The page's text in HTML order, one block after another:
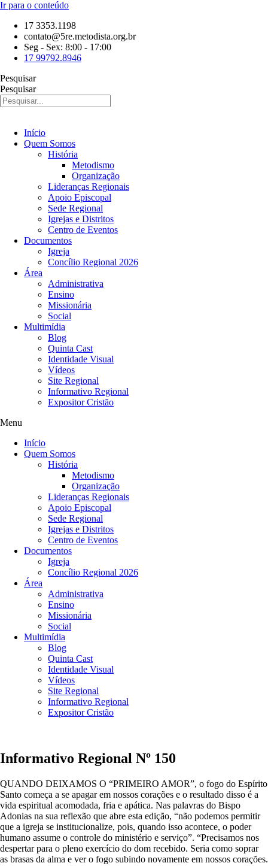
Ir para o conteúdo
17 3353.1198
contato@5re.metodista.org.br
Seg - Sex: 8:00 - 17:00
17 99792.8946
Pesquisar
Pesquisar
Início
Quem Somos
História
Metodismo
Organização
Lideranças Regionais
Apoio Episcopal
Sede Regional
Igrejas e Distritos
Centro de Eventos
Documentos
Igreja
Concílio Regional 2026
Área
Administrativa
Ensino
Missionária
Social
Multimídia
Blog
Quinta Cast
Identidade Visual
Vídeos
Site Regional
Informativo Regional
Expositor Cristão
Menu
Início
Quem Somos
História
Metodismo
Organização
Lideranças Regionais
Apoio Episcopal
Sede Regional
Igrejas e Distritos
Centro de Eventos
Documentos
Igreja
Concílio Regional 2026
Área
Administrativa
Ensino
Missionária
Social
Multimídia
Blog
Quinta Cast
Identidade Visual
Vídeos
Site Regional
Informativo Regional
Expositor Cristão
Informativo Regional Nº 150
QUANDO DEIXAMOS O “PRIMEIRO AMOR”, o fogo do Espírito
Santo começa a se apagar em nossos corações e o resultado disso é a
vida espiritual acomodada, fria e apática. Nas palavras do Bispo
Adonias na sua reflexão que abre esta edição, “não podemos permitir
que a igreja se institucionalize, pois, quando isso acontece, o poder
humano assume o controle do ministério e serviço”. “Precisamos nos
despertar para o pleno exercício do dom recebido. Seria como soprar
as brasas da alma e ver o fogo subindo novamente em nossos corações.